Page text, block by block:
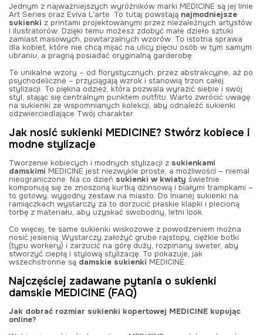
Jednym z najważniejszych wyróżników marki MEDICINE są jej linie
Art Series oraz Eviva L'arte. To tutaj powstają najmodniejsze
sukienki z printami projektowanymi przez niezależnych artystów
i ilustratorów. Dzięki temu możesz zdobyć małe dzieło sztuki
zamiast masowych, powtarzalnych wzorów. To istotna sprawa
dla kobiet, które nie chcą mijać na ulicy pięciu osób w tym samym
ubraniu, a pragną posiadać oryginalną garderobę.
Te unikalne wzory – od florystycznych, przez abstrakcyjne, aż po
psychodeliczne – przyciągają wzrok i stanowią trzon całej
stylizacji. To piękna odzież, która pozwala wyrazić siebie i swój
styl, stając się centralnym punktem outfitu. Warto zwrócić uwagę
na sukienki ze wspomnianych kolekcji, aby odnaleźć sukienki
odzwierciedlające Twój charakter.
Jak nosić sukienki MEDICINE? Stwórz kobiece i
modne stylizacje
Tworzenie kobiecych i modnych stylizacji z sukienkami
damskimi MEDICINE jest niezwykle proste, a możliwości – niemal
nieograniczone. Na co dzień sukienki w kwiaty świetnie
komponują się ze znoszoną kurtką dżinsową i białymi trampkami –
to gotowy, wygodny zestaw na miasto. Do lnianej sukienki na
ramiączkach wystarczy za to dorzucić płaskie klapki i plecioną
torbę z materiału, aby uzyskać swobodny, letni look.
Co więcej, te same sukienki wiskozowe z powodzeniem można
nosić jesienią. Wystarczy założyć grube rajstopy, ciężkie botki
(typu workery) i zarzucić na górę duży, rozpinany sweter, aby
stworzyć ciepłą i stylową stylizację. To pokazuje, jak
wszechstronne są damskie sukienki MEDICINE.
Najczęściej zadawane pytania o sukienki
damskie MEDICINE (FAQ)
Jak dobrać rozmiar sukienki kopertowej MEDICINE kupując
online?